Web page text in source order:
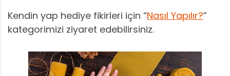
Kendin yap hediye fikirleri için “Nasıl Yapılır?”
kategorimizi ziyaret edebilirsiniz.